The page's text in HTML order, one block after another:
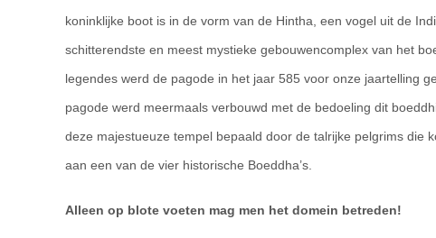
koninklijke boot is in de vorm van de Hintha, een vogel uit de
schitterendste en meest mystieke gebouwencomplex van het
legendes werd de pagode in het jaar 585 voor onze jaartelling
pagode werd meermaals verbouwd met de bedoeling dit
deze majestueuze tempel bepaald door de talrijke pelgrims die
aan een van de vier historische Boeddha’s.
Alleen op blote voeten mag men het domein betreden!